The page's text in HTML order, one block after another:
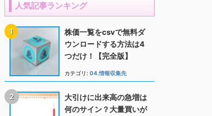
人気記事ランキング
株価一覧をcsvで無料ダ
ウンロードする方法は4
つだけ！【完全版】
カテゴリ: 04.情報収集先
大引けに出来高の急増は
何のサイン？大量買いが